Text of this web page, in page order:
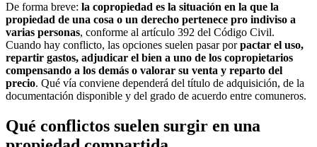
De forma breve: la copropiedad es la situación en la que la
propiedad de una cosa o un derecho pertenece pro indiviso a
varias personas, conforme al artículo 392 del Código Civil.
Cuando hay conflicto, las opciones suelen pasar porpactar el uso,
repartir gastos, adjudicar el bien a uno de los copropietarios
compensando a los demás o valorar su venta y reparto del
precio. Qué vía conviene dependerá del título de adquisición, de la
documentación disponible y del grado de acuerdo entre comuneros.
Qué conflictos suelen surgir en una